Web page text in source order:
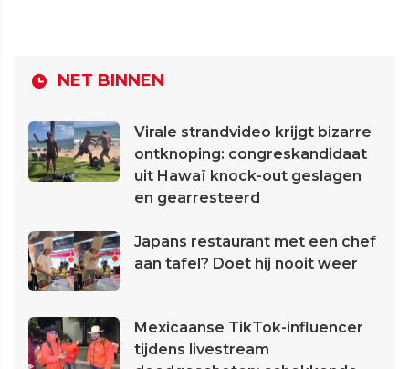
NET BINNEN
Virale strandvideo krijgt bizarre
ontknoping: congreskandidaat
uit Hawaï knock-out geslagen
en gearresteerd
Japans restaurant met een chef
aan tafel? Doet hij nooit weer
Mexicaanse TikTok-influencer
tijdens livestream